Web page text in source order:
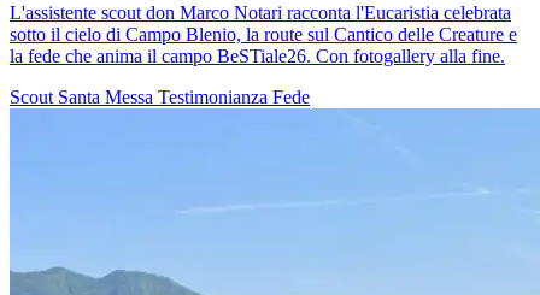
L'assistente scout don Marco Notari racconta l'Eucaristia celebrata
sotto il cielo di Campo Blenio, la route sul Cantico delle Creature e
la fede che anima il campo BeSTiale26. Con fotogallery alla fine.
Scout Santa Messa Testimonianza Fede